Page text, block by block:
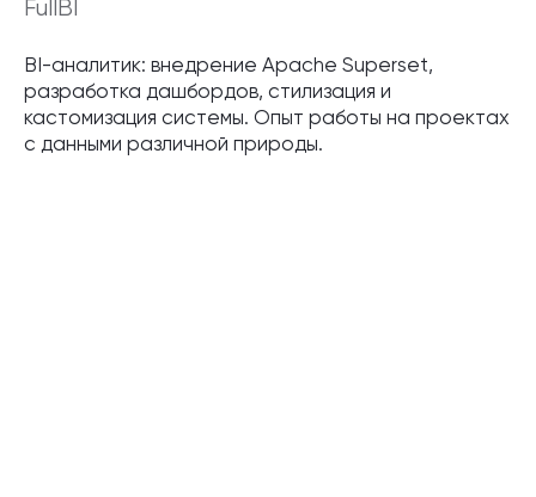
FullBI
BI-аналитик: внедрение Apache Superset,
разработка дашбордов, стилизация и
кастомизация системы. Опыт работы на проектах
с данными различной природы.